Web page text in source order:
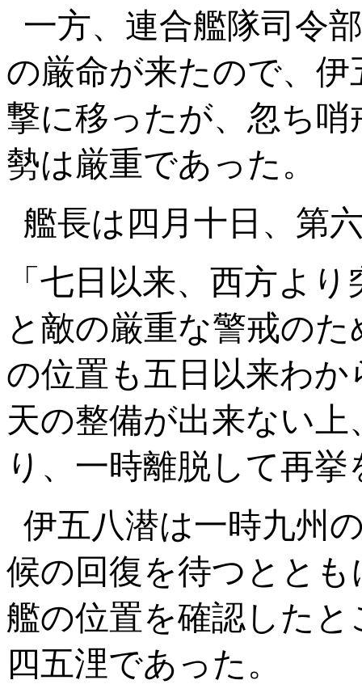
一方、連合艦隊司令
の厳命が来たので、
撃に移ったが、忽ち
勢は厳重であった。
艦長は四月十日、第
「七日以来、西方よ
と敵の厳重な警戒の
の位置も五日以来わ
天の整備が出来ない
り、一時離脱して再
伊五八潜は一時九州
候の回復を待つとと
艦の位置を確認した
四五浬であった。